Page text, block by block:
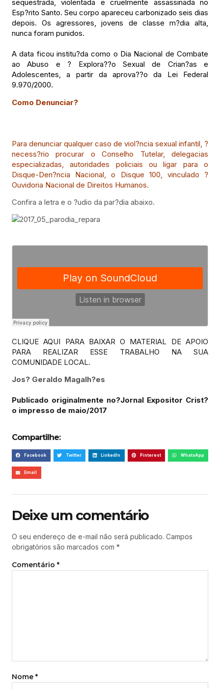
sequestrada, violentada e cruelmente assassinada no
Esp?rito Santo. Seu corpo apareceu carbonizado seis dias
depois. Os agressores, jovens de classe m?dia alta,
nunca foram punidos.
A data ficou institu?da como o Dia Nacional de Combate
ao Abuso e ? Explora??o Sexual de Crian?as e
Adolescentes, a partir da aprova??o da Lei Federal
9.970/2000.
Como Denunciar?
Para denunciar qualquer caso de viol?ncia sexual infantil, ?
necess?rio procurar o Conselho Tutelar, delegacias
especializadas, autoridades policiais ou ligar para o
Disque-Den?ncia Nacional, o Disque 100, vinculado ?
Ouvidoria Nacional de Direitos Humanos.
Confira a letra e o ?udio da par?dia abaixo.
CLIQUE AQUI PARA BAIXAR O MATERIAL DE APOIO
PARA REALIZAR ESSE TRABALHO NA SUA
COMUNIDADE LOCAL.
Jos? Geraldo Magalh?es
Publicado originalmente no?Jornal Expositor Crist?
o impresso de maio/2017
Compartilhe:
Facebook Twitter LinkedIn Pinterest WhatsApp
Email
Deixe um comentário
O seu endereço de e-mail não será publicado. Campos
obrigatórios são marcados com *
Comentário *
Nome *